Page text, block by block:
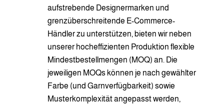
aufstrebende Designermarken und
grenzüberschreitende E-Commerce-
Händler zu unterstützen, bieten wir neben
unserer hocheffizienten Produktion flexible
Mindestbestellmengen (MOQ) an. Die
jeweiligen MOQs können je nach gewählter
Farbe (und Garnverfügbarkeit) sowie
Musterkomplexität angepasst werden,